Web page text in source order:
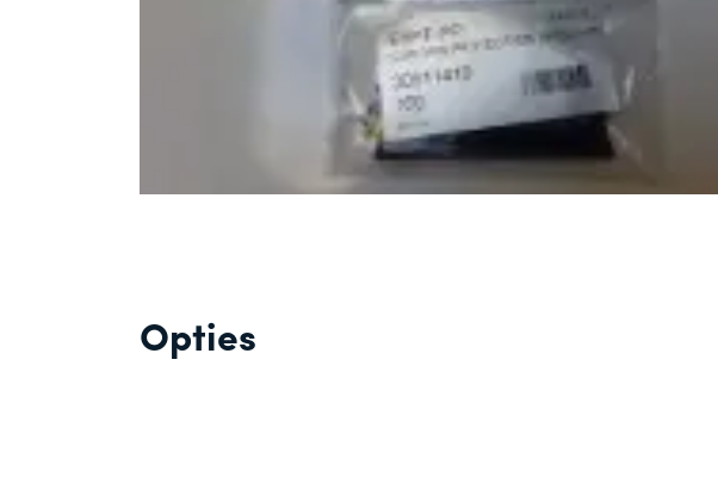
Opties